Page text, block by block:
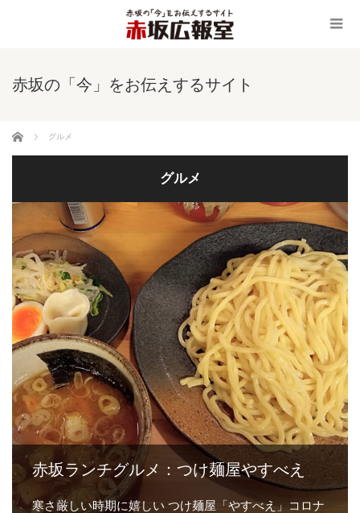
赤坂の「今」をお伝えするサイト
ホーム グルメ
グルメ
赤坂ランチグルメ：つけ麺屋やすべえ
寒さ厳しい時期に嬉しい つけ麺屋「やすべえ」コロナ